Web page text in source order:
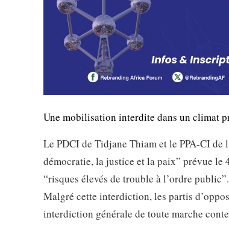
Une mobilisation interdite dans un climat
Le PDCI de Tidjane Thiam et le PPA-CI
démocratie, la justice et la paix” prévue
“risques élevés de trouble à l’ordre public”.
Malgré cette interdiction, les partis
interdiction générale de toute marche